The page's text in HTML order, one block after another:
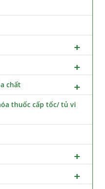
chất
thuốc cấp tốc/ tủ vi